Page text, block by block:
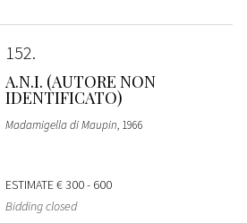
152
A.N.I. (AUTORE NON
IDENTIFICATO)
Madamigella di Maupin, 1966
ESTIMATE€ 300 - 600
Bidding closed